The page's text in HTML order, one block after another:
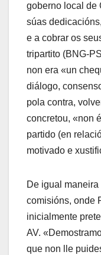
goberno local de
súas
e a cobrar os
tripartito (BNG-
non era «un
diálogo,
pola contra,
concretou, «non
partido (en
motivado e
De igual
comisións, onde
inicialmente
AV.
que non lle